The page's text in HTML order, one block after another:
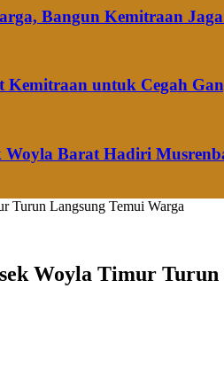
Bangun Kemitraan
untuk Cegah
Barat Hadiri
Turun Langsung Temui Warga
Woyla Timur